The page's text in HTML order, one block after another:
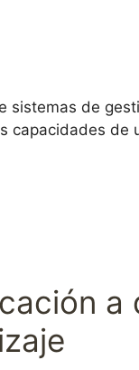
sistemas de
capacidades de
a